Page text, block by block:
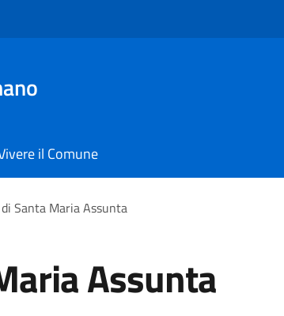
il Comune
Santa Maria Assunta
Assunta